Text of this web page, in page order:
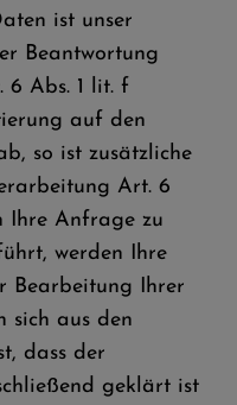
ist unser
Beantwortung
6 Abs. 1 lit. f
auf den
so ist zusätzliche
Art. 6
Ihre Anfrage zu
werden Ihre
Bearbeitung Ihrer
sich aus den
dass der
geklärt ist